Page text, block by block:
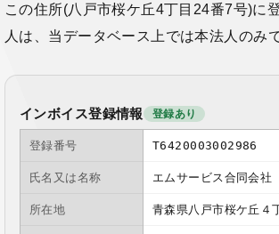
この住所(八戸市桜ケ丘4丁目24番7号)に
人は、当データベース上では本法人のみで
インボイス登録情報 登録あり
登録番号 T6420003002986
氏名又は名称 エムサービス合同会社
所在地 青森県八戸市桜ケ丘４